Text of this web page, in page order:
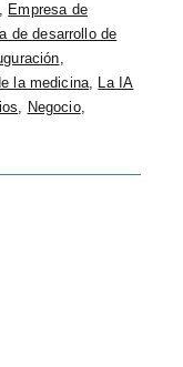
Empresa de
de desarrollo de
,
la medicina, La IA
, Negocio,